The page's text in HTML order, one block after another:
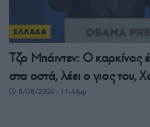
ΕΛΛΑΔΑ
Τζο Μπάιντεν: Ο καρκίνος
στα οστά, λέει ο γιος του,
8/08/2026 - 11:44μμ